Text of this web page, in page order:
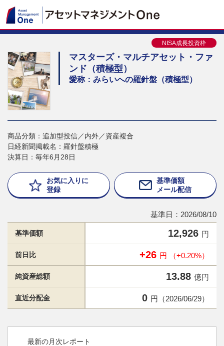
NISA成長投資枠
マスターズ・マルチアセット・ファ
ンド（積極型）
愛称：みらいへの羅針盤（積極型）
商品分類：追加型投信／内外／資産複合
日経新聞掲載名：羅針盤積極
決算日：毎年6月28日
お気に入りに
登録
基準価額
メール配信
基準日：2026/08/10
基準価額 12,926 円
前日比 +26 円 （+0.20%）
純資産総額 13.88 億円
直近分配金 0 円（2026/06/29）
最新の月次レポート